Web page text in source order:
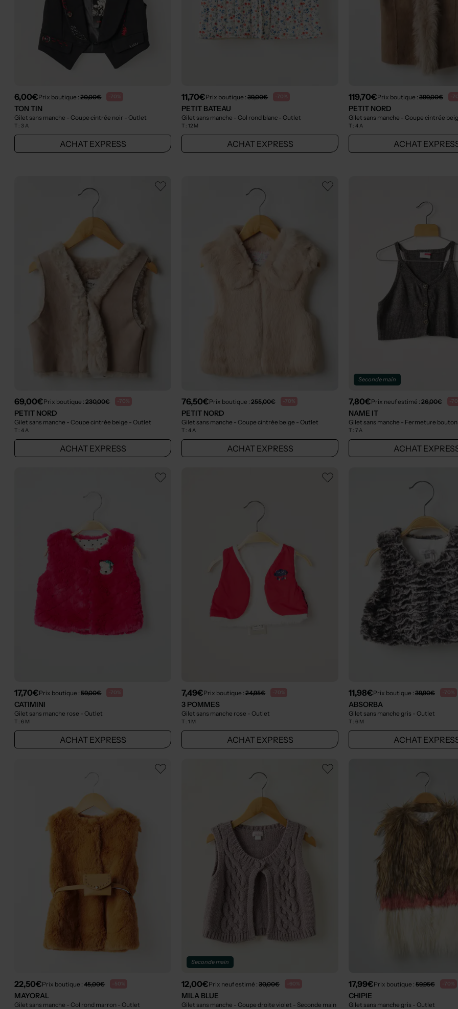
6,00€Prix boutique :20,00€ -70%
TON TIN
Gilet sans manche - Coupe cintrée noir - Outlet
T :3 A
ACHAT EXPRESS
11,70€Prix boutique :39,00€ -70%
PETIT BATEAU
Gilet sans manche - Col rond blanc - Outlet
T :12 M
ACHAT EXPRESS
119,70€Prix boutique : 399,00€ -
PETIT NORD
Gilet sans manche - Coupe cintrée
T : 4 A
ACHAT
69,00€Prix boutique :230,00€ -70%
PETIT NORD
Gilet sans manche - Coupe cintrée beige - Outlet
T :4 A
ACHAT EXPRESS
76,50€Prix boutique :255,00€ -70%
PETIT NORD
Gilet sans manche - Coupe cintrée beige - Outlet
T :4 A
ACHAT EXPRESS
Seconde main
7,80€Prix neuf estimé : 26,00€ -
NAME IT
T : 7 A
ACHAT
17,70€Prix boutique :59,00€ -70%
CATIMINI
Gilet sans manche rose - Outlet
T :6 M
ACHAT EXPRESS
7,49€Prix boutique :24,95€ -70%
3 POMMES
Gilet sans manche rose - Outlet
T :1 M
ACHAT EXPRESS
11,98€Prix boutique : 39,90€ -70%
ABSORBA
Gilet sans manche gris - Outlet
T : 6 M
ACHAT
22,50€Prix boutique :45,00€ -50%
MAYORAL
Gilet sans manche - Col rond marron - Outlet
Seconde main
12,00€Prix neuf estimé :30,00€ -60%
MILA BLUE
Gilet sans manche - Coupe droite violet - Seconde main
17,99€Prix boutique : 59,95€ -70%
CHIPIE
Gilet sans manche gris - Outlet